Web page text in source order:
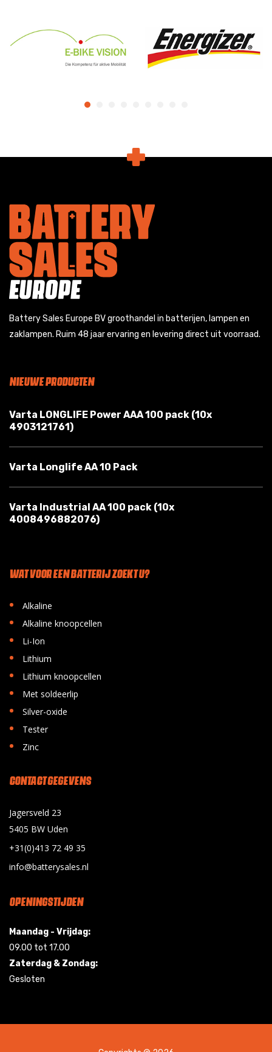
Battery Sales Europe BV groothandel in batterijen, lampen en
zaklampen. Ruim 48 jaar ervaring en levering direct uit voorraad.
NIEUWE PRODUCTEN
Varta LONGLIFE Power AAA 100 pack (10x
4903121761)
Varta Longlife AA 10 Pack
Varta Industrial AA 100 pack (10x
4008496882076)
WAT VOOR EEN BATTERIJ ZOEKT U?
• Alkaline
• Alkaline knoopcellen
• Li-Ion
• Lithium
• Lithium knoopcellen
• Met soldeerlip
• Silver-oxide
• Tester
• Zinc
CONTACT GEGEVENS
Jagersveld 23
5405 BW Uden
+31(0)413 72 49 35
info@batterysales.nl
OPENINGSTIJDEN
Maandag - Vrijdag:
09.00 tot 17.00
Zaterdag & Zondag:
Gesloten